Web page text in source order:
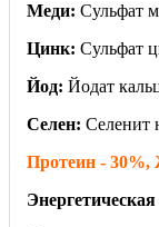
Меди: Сульфат
Цинк: Сульфат
Йод: Йодат
Селен: Селенит
Протеин - 30%,